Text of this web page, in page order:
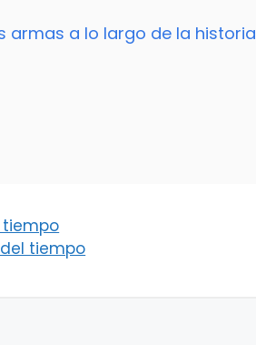
armas a lo largo de la historia
tiempo
tiempo